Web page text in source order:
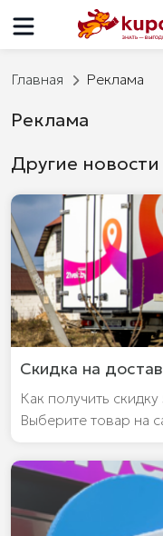
Главная Реклама
Реклама
Другие новости
Скидка на
Как получить
Выберите товар на